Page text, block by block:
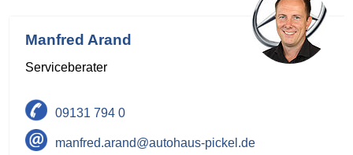
Manfred Arand
Serviceberater
09131 794 0
manfred.arand@autohaus-pickel.de